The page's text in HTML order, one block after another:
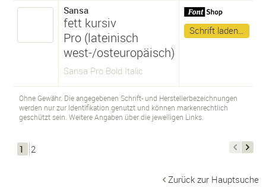
Sansa
fett kursiv
Pro (lateinisch
west-/osteuropäisch)
Sansa Pro Bold Italic
Schrift laden…
Ohne Gewähr. Die angegebenen Schrift- und Herstellerbezeichnungen
werden nur zur Identifikation genutzt und können markenrechtlich
geschützt sein. Weitere Angaben über die jeweiligen Links.
1 2
Zurück zur Hauptsuche